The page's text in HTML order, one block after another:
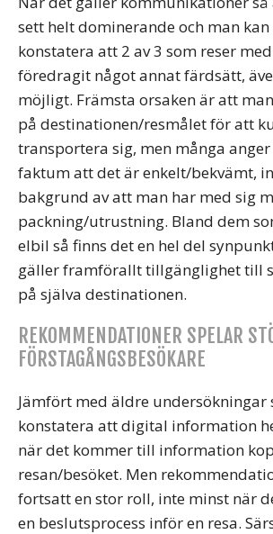
sett helt dominerande och man
konstatera att 2 av 3 som reser
föredragit något annat färdsätt,
möjligt. Främsta orsaken är att
på destinationen/resmålet för att
transportera sig, men många
faktum att det är enkelt/bekvämt,
bakgrund av att man har med sig
packning/utrustning. Bland dem
elbil så finns det en hel del
gäller framförallt tillgänglighet till
på själva destinationen.
REKOMMENDATIONER SPELAR
FÖRSTAGÅNGSBESÖKARE
Jämfört med äldre undersökningar
konstatera att digital information
när det kommer till information
resan/besöket. Men
fortsatt en stor roll, inte minst när
en beslutsprocess inför en resa.